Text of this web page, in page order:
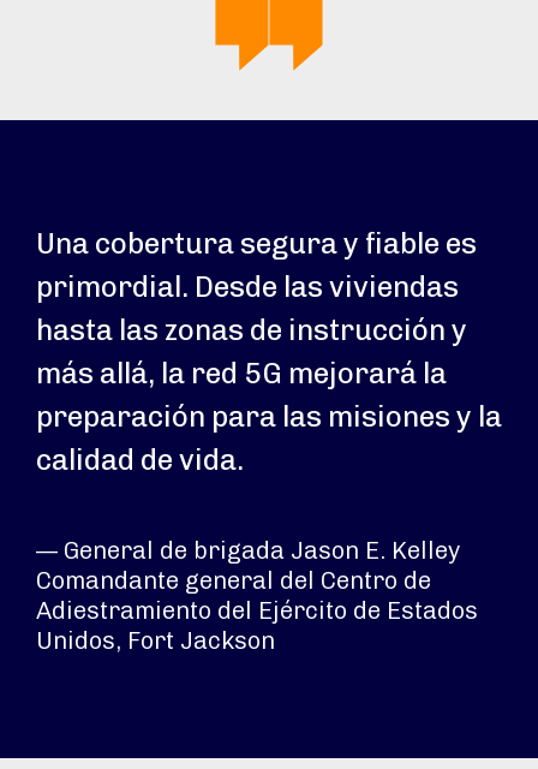
Una cobertura segura y fiable es
primordial. Desde las viviendas
hasta las zonas de instrucción y
más allá, la red 5G mejorará la
preparación para las misiones y la
calidad de vida.
— General de brigada Jason E. Kelley
Comandante general del Centro de
Adiestramiento del Ejército de Estados
Unidos, Fort Jackson